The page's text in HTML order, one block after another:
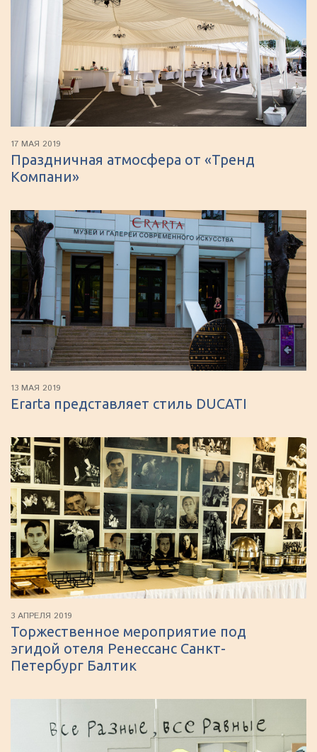
17 МАЯ 2019
Праздничная атмосфера от «Тренд
Компани»
13 МАЯ 2019
Erarta представляет стиль DUCATI
3 АПРЕЛЯ 2019
Торжественное мероприятие под
эгидой отеля Ренессанс Санкт-
Петербург Балтик